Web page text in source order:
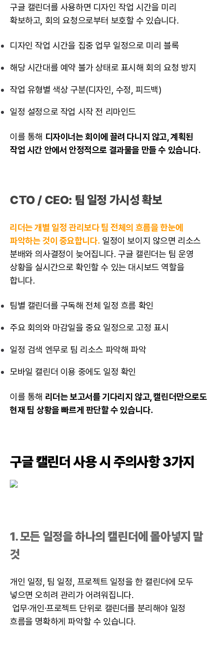
구글 캘린더를 사용하면 디자인 작업 시간을 미리
확보하고, 회의 요청으로부터 보호할 수 있습니다.
디자인 작업 시간을 집중 업무 일정으로 미리 블록
해당 시간대를 예약 불가 상태로 표시해 회의 요청 방지
작업 유형별 색상 구분(디자인, 수정, 피드백)
일정 설정으로 작업 시작 전 리마인드
이를 통해 디자이너는 회이에 끌려 다니지 않고 , 계획된
작업 시간 안에서 안정적으로 결과물을 만들 수 있습니다.
CTO / CEO: 팀 일정 가시성 확보
리더는 개별 일정 관리보다 팀 전체의 흐름을 한눈에
파악하는 것이 중요합니다. 일정이 보이지 않으면 리소스
분배와 의사결정이 늦어집니다. 구글 캘린더는 팀 운영
상황을 실시간으로 확인할 수 있는 대시보드 역할을
합니다.
팀별 캘린더를 구독해 전체 일정 흐름 확인
주요 회의와 마감일을 중요 일정으로 고정 표시
일정 검색 엔무로 팀 리소스 파악해 파악
모바일 캘린더 이용 중에도 일정 확인
이를 통해 리더는 보고서를 기다리지 않고, 캘린더만으로도
현재 팀 상황을 빠르게 판단할 수 있습니다.
구글 캘린더 사용 시 주의사항 3가지
1. 모든 일정을 하나의 캘린더에 몰아넣지 말
것
개인 일정, 팀 일정, 프로젝트 일정을 한 캘린더에 모두
넣으면 오히려 관리가 어려워집니다.
업무·개인·프로젝트 단위로 캘린더를 분리해야 일정
흐름을 명확하게 파악할 수 있습니다.